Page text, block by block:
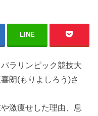
LINE
ラリンピック競技大
朗(もりよしろう)さ
激痩せした理由、息